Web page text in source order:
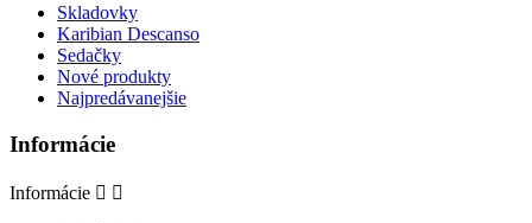
Skladovky
Karibian Descanso
Sedačky
Nové produkty
Najpredávanejšie
Informácie
Informácie  